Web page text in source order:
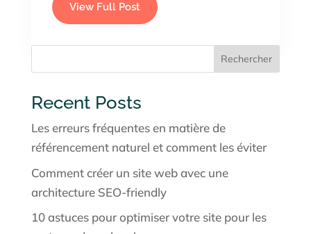
View Full Post
Rechercher
Recent Posts
Les erreurs fréquentes en matière de
référencement naturel et comment les éviter
Comment créer un site web avec une
architecture SEO-friendly
10 astuces pour optimiser votre site pour les